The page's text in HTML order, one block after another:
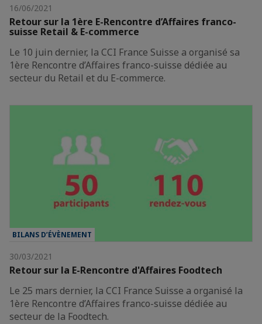
16/06/2021
Retour sur la 1ère E-Rencontre d’Affaires franco-
suisse Retail & E-commerce
Le 10 juin dernier, la CCI France Suisse a organisé sa
1ère Rencontre d’Affaires franco-suisse dédiée au
secteur du Retail et du E-commerce.
BILANS D’ÉVÈNEMENT
30/03/2021
Retour sur la E-Rencontre d'Affaires Foodtech
Le 25 mars dernier, la CCI France Suisse a organisé la
1ère Rencontre d’Affaires franco-suisse dédiée au
secteur de la Foodtech.